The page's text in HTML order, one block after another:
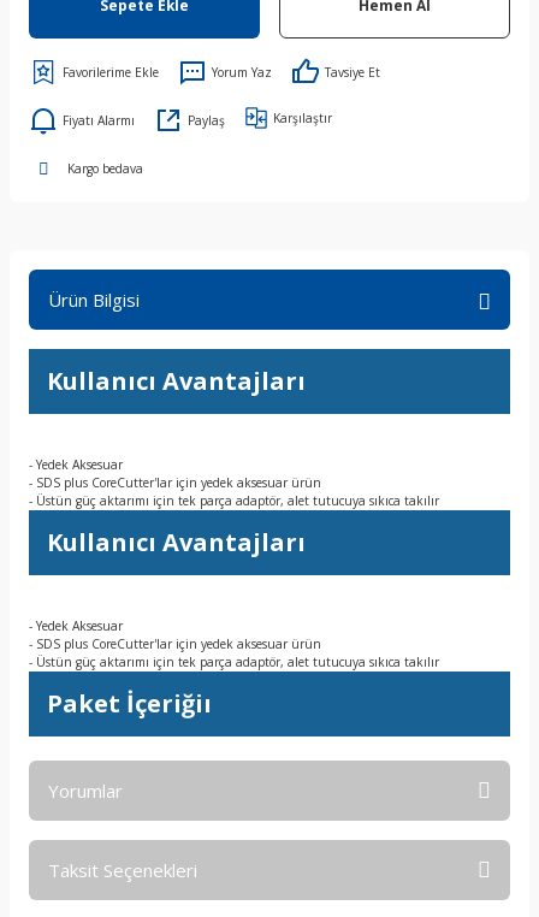
Sepete Ekle Hemen Al
Yorum Yaz Tavsiye Et
Fiyatı Alarmı Paylaş Karşılaştır
Kargo bedava
Ürün Bilgisi
Kullanıcı Avantajları
- Yedek Aksesuar
- SDS plus CoreCutter'lar için yedek aksesuar ürün
- Üstün güç aktarımı için tek parça adaptör, alet tutucuya sıkıca takılır
Kullanıcı Avantajları
- Yedek Aksesuar
- SDS plus CoreCutter'lar için yedek aksesuar ürün
- Üstün güç aktarımı için tek parça adaptör, alet tutucuya sıkıca takılır
Paket İçeriğiı
Yorumlar
Taksit Seçenekleri